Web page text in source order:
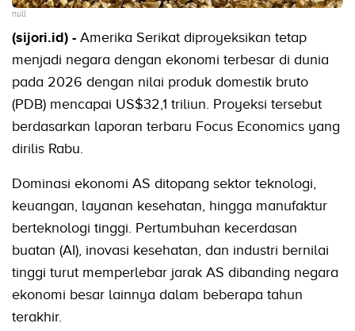
null
(sijori.id) - Amerika Serikat diproyeksikan tetap
menjadi negara dengan ekonomi terbesar di dunia
pada 2026 dengan nilai produk domestik bruto
(PDB) mencapai US$32,1 triliun. Proyeksi tersebut
berdasarkan laporan terbaru Focus Economics yang
dirilis Rabu.
Dominasi ekonomi AS ditopang sektor teknologi,
keuangan, layanan kesehatan, hingga manufaktur
berteknologi tinggi. Pertumbuhan kecerdasan
buatan (AI), inovasi kesehatan, dan industri bernilai
tinggi turut memperlebar jarak AS dibanding negara
ekonomi besar lainnya dalam beberapa tahun
terakhir.